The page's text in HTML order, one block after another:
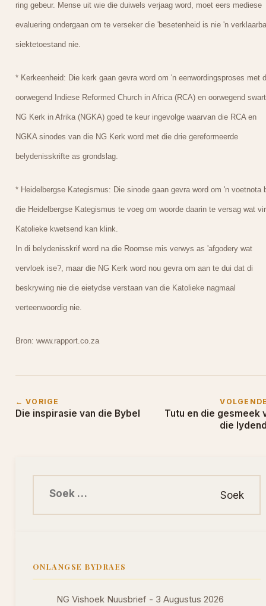
ring gebeur. Mense uit wie die duiwels verjaag word, moet eers mediese
evaluering ondergaan om te verseker die 'besetenheid is nie 'n
siektetoestand nie.
* Kerkeenheid: Die kerk gaan gevra word om 'n eenwordingsproses met
oorwegend Indiese Reformed Church in Africa (RCA) en oorwegend swart
NG Kerk in Afrika (NGKA) goed te keur ingevolge waarvan die RCA en
NGKA sinodes van die NG Kerk word met die drie gereformeerde
belydenisskrifte as grondslag.
* Heidelbergse Kategismus: Die sinode gaan gevra word om 'n voetnota
die Heidelbergse Kategismus te voeg om woorde daarin te versag wat vir
Katolieke kwetsend kan klink.
In di belydenisskrif word na die Roomse mis verwys as 'afgodery wat
vervloek ise?, maar die NG Kerk word nou gevra om aan te dui dat di
beskrywing nie die eietydse verstaan van die Katolieke nagmaal
verteenwoordig nie.
Bron: www.rapport.co.za
← VORIGE
Die inspirasie van die Bybel
Tutu en die gesmeek
die
ONLANGSE BYDRAES
NG Vishoek Nuusbrief - 3 Augustus 2026